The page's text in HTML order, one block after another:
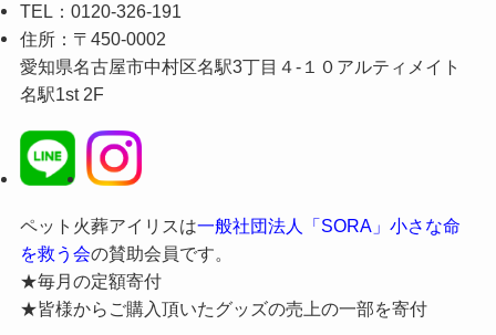
TEL：0120-326-191
住所：〒450-0002
愛知県名古屋市中村区名駅3丁目４-１０アルティメイト
名駅1st 2F
ペット火葬アイリスは一般社団法人「SORA」小さな命
を救う会の賛助会員です。
★毎月の定額寄付
★皆様からご購入頂いたグッズの売上の一部を寄付